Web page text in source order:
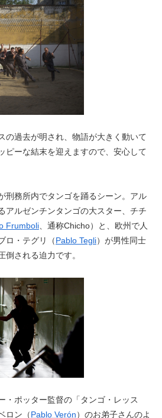
の過去が明され、物語が大きく動いて
ピーな結末を迎えますので、安心して
刑務所内でタンゴを踊るシーン。アル
アルゼンチンタンゴの大スター、チチ
Frumboli 、通称Chicho）と、欧州で人
ロ・テグリ（Pablo Tegli）が男性同士
倒される迫力です。
・ポッター監督の「タンゴ・レッス
ロン（Pablo Verón）のお弟子さんのよ